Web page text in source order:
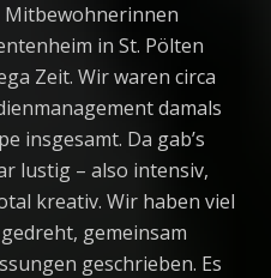
Mitbewohnerinnen
in St. Pölten
Zeit. Wir waren circa
damals
insgesamt. Da gab’s
lustig – also intensiv,
kreativ. Wir haben viel
gemeinsam
geschrieben. Es